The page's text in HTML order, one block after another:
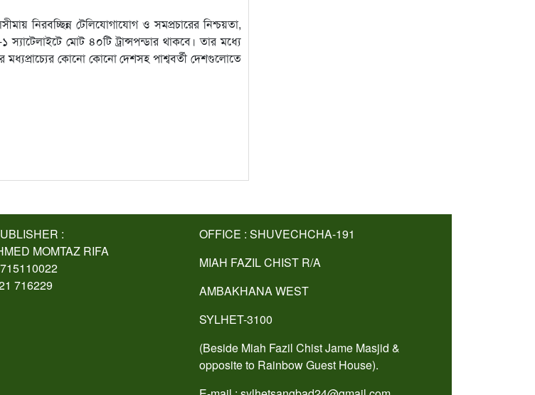
নিরবচ্ছিন্ন টেলিযোগাযোগ ও সমপ্রচারের নিশ্চয়তা,
স্যাটেলাইটে মোট ৪০টি ট্রান্সপন্ডার থাকবে। তার মধ্যে
মধ্যপ্রাচ্যের কোনো কোনো দেশসহ পাশ্ববর্তী দেশগুলোতে
:
MOMTAZ RIFA
716229
OFFICE : SHUVECHCHA-191
MIAH FAZIL CHIST R/A
AMBAKHANA WEST
SYLHET-3100
(Beside Miah Fazil Chist Jame Masjid &
opposite to Rainbow Guest House).